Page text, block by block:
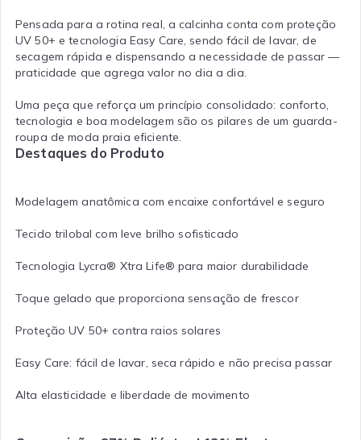
Pensada para a rotina real, a calcinha conta com proteção
UV 50+ e tecnologia Easy Care, sendo fácil de lavar, de
secagem rápida e dispensando a necessidade de passar —
praticidade que agrega valor no dia a dia.
Uma peça que reforça um princípio consolidado: conforto,
tecnologia e boa modelagem são os pilares de um guarda-
roupa de moda praia eficiente.
Destaques do Produto
Modelagem anatômica com encaixe confortável e seguro
Tecido trilobal com leve brilho sofisticado
Tecnologia Lycra® Xtra Life® para maior durabilidade
Toque gelado que proporciona sensação de frescor
Proteção UV 50+ contra raios solares
Easy Care: fácil de lavar, seca rápido e não precisa passar
Alta elasticidade e liberdade de movimento